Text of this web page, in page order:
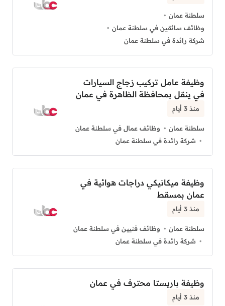
سلطنة عمان
وظائف سائقين في سلطنة عمان
شركة رائدة في سلطنة عمان
وظيفة عامل تركيب زجاج السيارات
في ينقل بمحافظة الظاهرة في عمان
منذ 3 أيام
سلطنة عمان
وظائف عمال في سلطنة عمان
شركة رائدة في سلطنة عمان
وظيفة ميكانيكي دراجات هوائية في
عمان بمسقط
منذ 3 أيام
سلطنة عمان
وظائف فنيين في سلطنة عمان
شركة رائدة في سلطنة عمان
وظيفة باريستا محترف في عمان
منذ 3 أيام